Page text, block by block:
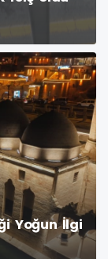
Yoğun İlgi